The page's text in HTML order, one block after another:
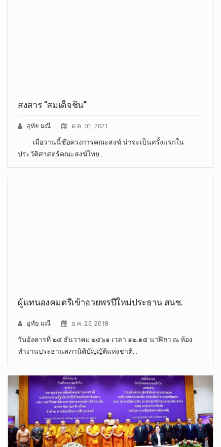
สงสาร “สมเด็จชิน”
อุทัย มณี ต.ค. 01, 2021
เมื่อวานนี้ช๊อควงการคณะสงฆ์ น่าจะเป็นครั้งแรกใน
ประวัติศาสตร์คณะสงฆ์ไทย…
ผู้แทนองคมตรีเข้าอวยพรปีใหม่ประธาน สนช.
อุทัย มณี ธ.ค. 25, 2018
วันอังคารที่ ๒๕ ธันวาคม ๒๕๖๑ เวลา ๑๒.๑๕ นาฬิกา ณ ห้อง
ทำงานประธานสภานิติบัญญัติแห่งชาติ…